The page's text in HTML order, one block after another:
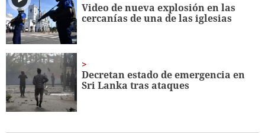
Video de nueva explosión en las
cercanías de una de las iglesias
Decretan estado de emergencia en
Sri Lanka tras ataques